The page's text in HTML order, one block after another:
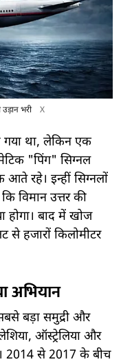
भरी X
गया था, लेकिन एक
"पिंग" सिग्नल
रहे। इन्हीं सिग्नलों
विमान उत्तर की
होगा। बाद में खोज
से हजारों किलोमीटर
अभियान
बड़ा समुद्री और
ऑस्ट्रेलिया और
2014 से 2017 के बीच